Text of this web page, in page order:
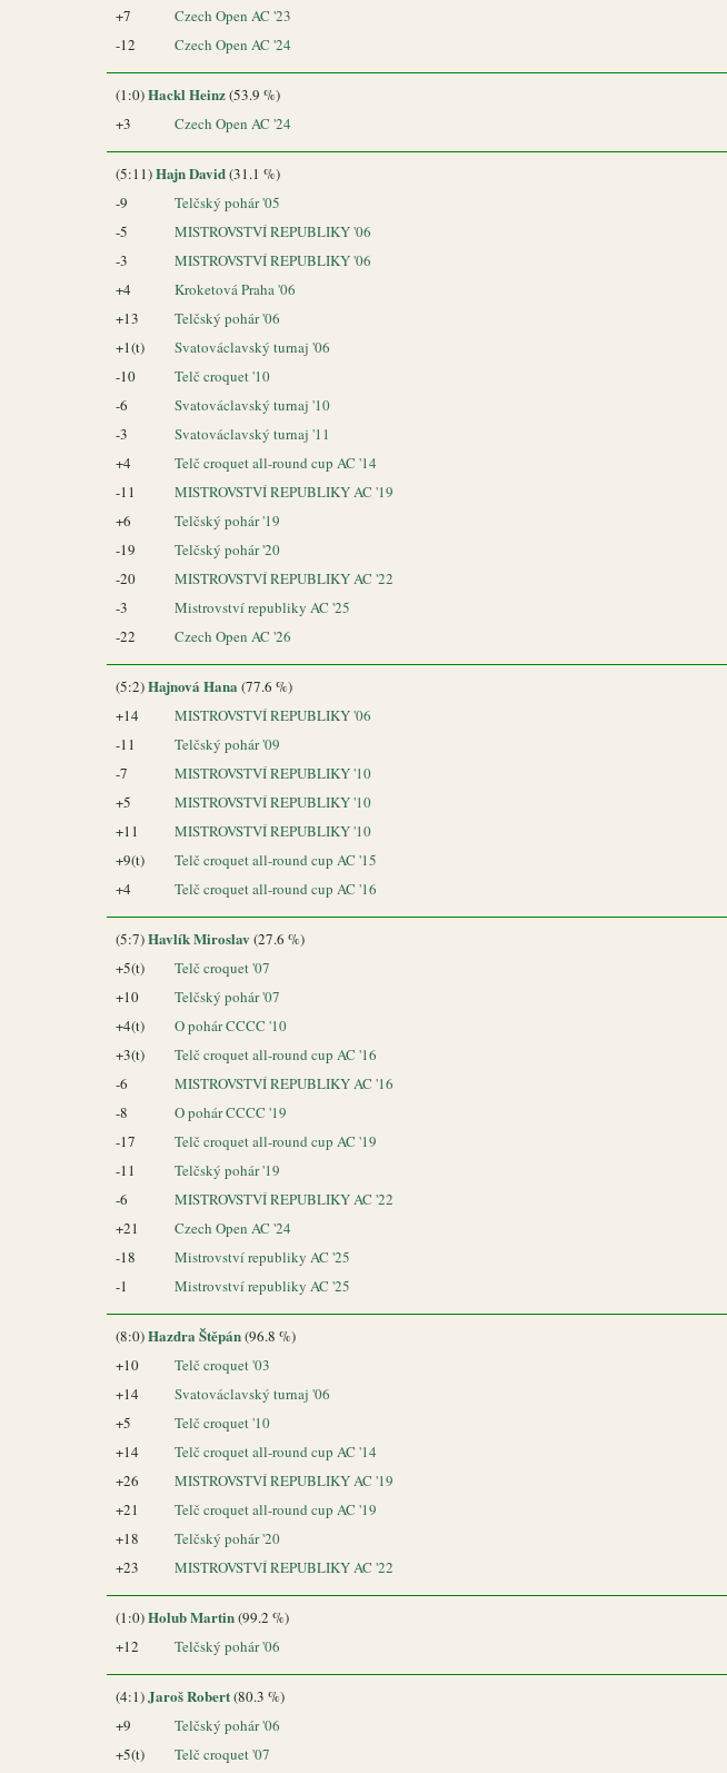
+7
Czech Open AC '23
-12
Czech Open AC '24
(1:0)Hackl Heinz(53.9 %)
+3
Czech Open AC '24
(5:11)Hajn David(31.1 %)
-9
Telčský pohár '05
-5
MISTROVSTVÍ REPUBLIKY '06
-3
MISTROVSTVÍ REPUBLIKY '06
+4
Kroketová Praha '06
+13
Telčský pohár '06
+1(t)
Svatováclavský turnaj '06
-10
Telč croquet '10
-6
Svatováclavský turnaj '10
-3
Svatováclavský turnaj '11
+4
Telč croquet all-round cup AC '14
-11
MISTROVSTVÍ REPUBLIKY AC '19
+6
Telčský pohár '19
-19
Telčský pohár '20
-20
MISTROVSTVÍ REPUBLIKY AC '22
-3
Mistrovství republiky AC '25
-22
Czech Open AC '26
(5:2)Hajnová Hana (77.6 %)
+14
MISTROVSTVÍ REPUBLIKY '06
-11
Telčský pohár '09
-7
MISTROVSTVÍ REPUBLIKY '10
+5
MISTROVSTVÍ REPUBLIKY '10
+11
MISTROVSTVÍ REPUBLIKY '10
+9(t)
Telč croquet all-round cup AC '15
+4
Telč croquet all-round cup AC '16
(5:7)Havlík Miroslav (27.6 %)
+5(t)
Telč croquet '07
+10
Telčský pohár '07
+4(t)
O pohár CCCC '10
+3(t)
Telč croquet all-round cup AC '16
-6
MISTROVSTVÍ REPUBLIKY AC '16
-8
O pohár CCCC '19
-17
Telč croquet all-round cup AC '19
-11
Telčský pohár '19
-6
MISTROVSTVÍ REPUBLIKY AC '22
+21
Czech Open AC '24
-18
Mistrovství republiky AC '25
-1
Mistrovství republiky AC '25
(8:0)Hazdra Štěpán(96.8 %)
+10
Telč croquet '03
+14
Svatováclavský turnaj '06
+5
Telč croquet '10
+14
Telč croquet all-round cup AC '14
+26
MISTROVSTVÍ REPUBLIKY AC '19
+21
Telč croquet all-round cup AC '19
+18
Telčský pohár '20
+23
MISTROVSTVÍ REPUBLIKY AC '22
(1:0)Holub Martin(99.2 %)
+12
Telčský pohár '06
(4:1)Jaroš Robert(80.3 %)
+9
Telčský pohár '06
+5(t)
Telč croquet '07